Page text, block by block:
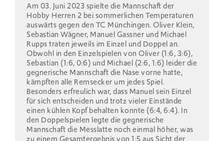
Am 03. Juni 2023 spielte die Mannschaft der
Hobby Herren 2 bei sommerlichen Temperaturen
auswärts gegen den TC Münchingen. Oliver Klein,
Sebastian Wägner, Manuel Gassner und Michael
Rupps traten jeweils im Einzel und Doppel an.
Obwohl in den Einzelspielen von Oliver (1:6, 3:6),
Sebastian (1:6, 0:6) und Michael (2:6, 1:6) leider die
gegnerische Mannschaft die Nase vorne hatte,
kämpften alle Remsecker um jedes Spiel.
Besonders erfreulich war, dass Manuel sein Einzel
für sich entscheiden und trotz vieler Einstände
einen kühlen Kopf behalten konnte (6:4, 6:4). In
den Doppelspielen legte die gegnerische
Mannschaft die Messlatte noch einmal höher, was